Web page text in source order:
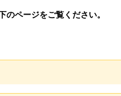
ページをご覧ください。